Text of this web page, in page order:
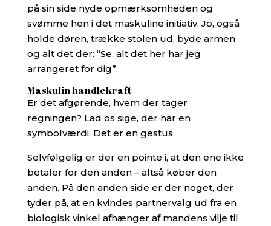
på sin side nyde opmærksomheden og
svømme hen i det maskuline initiativ. Jo, også
holde døren, trække stolen ud, byde armen
og alt det der: “Se, alt det her har jeg
arrangeret for dig”.
Maskulin handlekraft
Er det afgørende, hvem der tager
regningen? Lad os sige, der har en
symbolværdi. Det er en gestus.
Selvfølgelig er der en pointe i, at den ene ikke
betaler for den anden – altså køber den
anden. På den anden side er der noget, der
tyder på, at en kvindes partnervalg ud fra en
biologisk vinkel afhænger af mandens vilje til